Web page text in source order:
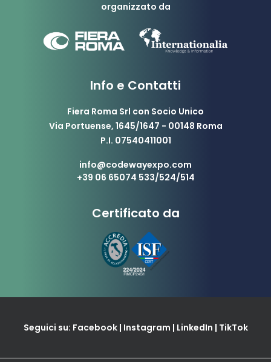
organizzato da
Info e Contatti
Fiera Roma Srl con Socio Unico
Via Portuense, 1645/1647 - 00148 Roma
P.I. 07540411001
info@codewayexpo.com
+39 06 65074 533/524/514
Certificato da
Seguici su: Facebook| Instagram | LinkedIn | TikTok